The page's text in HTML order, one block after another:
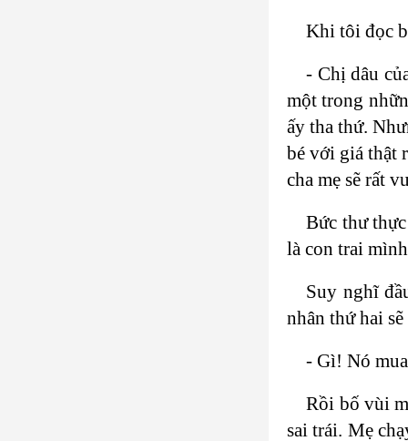
Khi tôi đọc
- Chị dâu
một trong
ấy tha thứ.
bé với giá thật
cha mẹ sẽ rất
Bức thư
là con trai
Suy nghĩ
nhân thứ hai
- Gì! Nó
Rồi bố vùi
sai trái. Mẹ